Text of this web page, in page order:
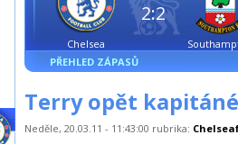
Chelsea
2:2
PŘEHLED ZÁPASŮ
Terry opět
Neděle, 20.03.11 - 11:43:00 rubrika: